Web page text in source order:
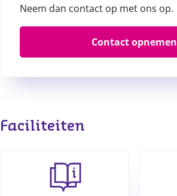
Neem dan contact op met ons op.
Contact opnemen
Faciliteiten